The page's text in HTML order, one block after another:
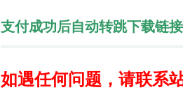
支付成功后自动转跳下载链
如遇任何问题，请联系